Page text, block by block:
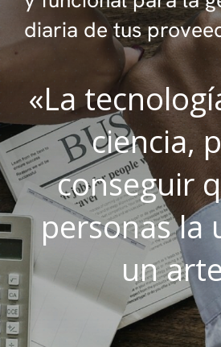
diaria de tus
«La
ciencia,
conseguir
personas la
un